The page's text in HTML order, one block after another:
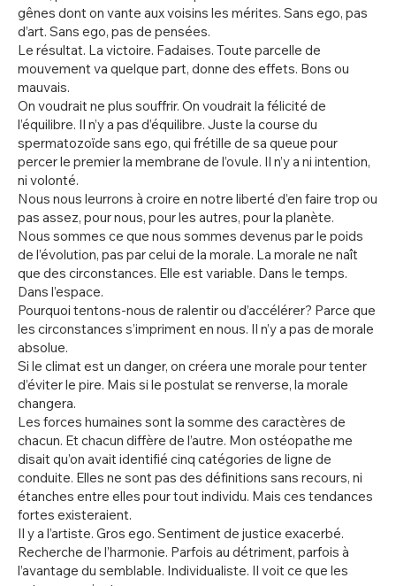
gênes dont on vante aux voisins les mérites. Sans ego, pas
d’art. Sans ego, pas de pensées.
Le résultat. La victoire. Fadaises. Toute parcelle de
mouvement va quelque part, donne des effets. Bons ou
mauvais.
On voudrait ne plus souffrir. On voudrait la félicité de
l’équilibre. Il n’y a pas d’équilibre. Juste la course du
spermatozoïde sans ego, qui frétille de sa queue pour
percer le premier la membrane de l’ovule. Il n’y a ni intention,
ni volonté.
Nous nous leurrons à croire en notre liberté d’en faire trop ou
pas assez, pour nous, pour les autres, pour la planète.
Nous sommes ce que nous sommes devenus par le poids
de l’évolution, pas par celui de la morale. La morale ne naît
que des circonstances. Elle est variable. Dans le temps.
Dans l’espace.
Pourquoi tentons-nous de ralentir ou d’accélérer? Parce que
les circonstances s’impriment en nous. Il n’y a pas de morale
absolue.
Si le climat est un danger, on créera une morale pour tenter
d’éviter le pire. Mais si le postulat se renverse, la morale
changera.
Les forces humaines sont la somme des caractères de
chacun. Et chacun diffère de l’autre. Mon ostéopathe me
disait qu’on avait identifié cinq catégories de ligne de
conduite. Elles ne sont pas des définitions sans recours, ni
étanches entre elles pour tout individu. Mais ces tendances
fortes existeraient.
Il y a l’artiste. Gros ego. Sentiment de justice exacerbé.
Recherche de l’harmonie. Parfois au détriment, parfois à
l’avantage du semblable. Individualiste. Il voit ce que les